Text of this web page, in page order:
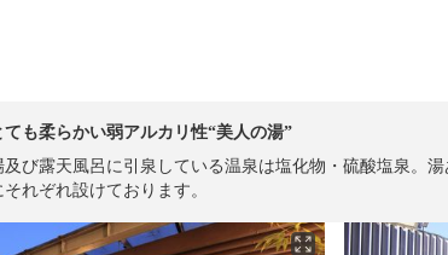
も柔らかい弱アルカリ性“美人の湯”
及び露天風呂に引泉している温泉は塩化物・硫酸塩泉。
れぞれ設けております。